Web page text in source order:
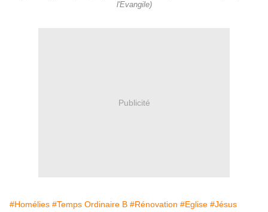
l'Evangile)
Publicité
#Homélies #Temps Ordinaire B #Rénovation #Eglise #Jésus